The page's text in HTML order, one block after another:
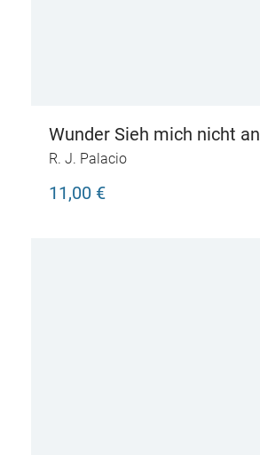
Wunder Sieh mich nicht an
R. J. Palacio
11,00 €